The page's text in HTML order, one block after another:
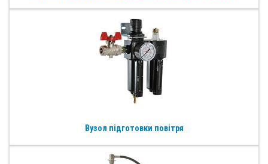
Вузол підготовки повітря